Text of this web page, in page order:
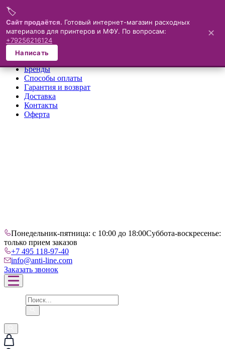
Меню
×
О компании
Каталог
Бренды
Способы оплаты
Гарантия и возврат
Доставка
Контакты
Оферта
Понедельник-пятница: с 10:00 до 18:00Суббота-воскресенье:
только прием заказов
+7 495 118-97-40
info@anti-line.com
Заказать звонок
🏷️
Сайт продаётся. Готовый интернет-магазин расходных
материалов для принтеров и МФУ. По вопросам:
+79256216124
Написать
✕